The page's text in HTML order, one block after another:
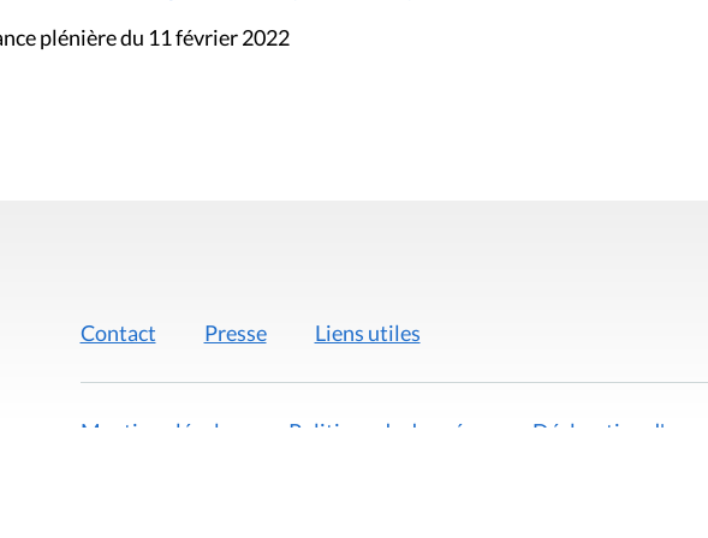
plénière du 11 février 2022
Contact Presse Liens utiles
Mentions légales Politique de données Déclaration